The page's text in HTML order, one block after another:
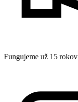
Fungujeme už 15 rokov